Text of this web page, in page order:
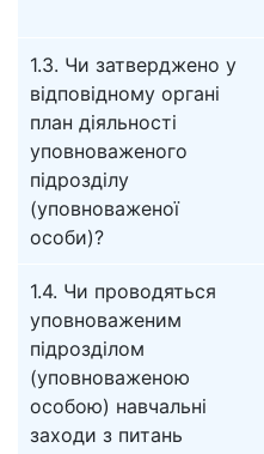
1.3. Чи затверджено у
відповідному органі
план діяльності
уповноваженого
підрозділу
(уповноваженої
особи)?
1.4. Чи проводяться
уповноваженим
підрозділом
(уповноваженою
особою) навчальні
заходи з питань